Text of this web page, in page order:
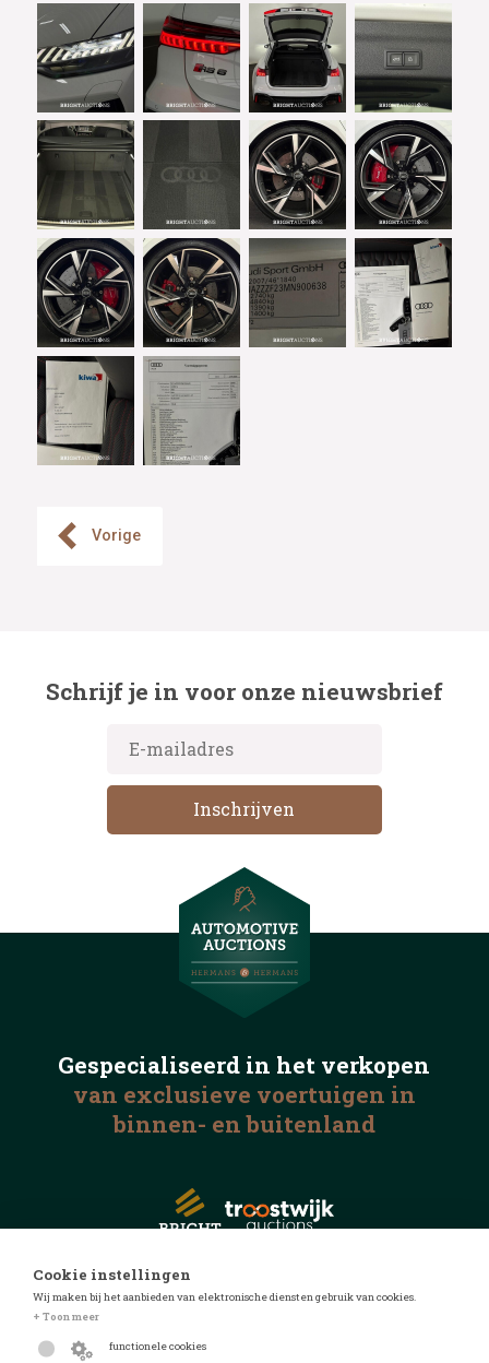
Vorige
Schrijf je in voor onze nieuwsbrief
Gespecialiseerd in het verkopen
van exclusieve voertuigen in
binnen- en buitenland
© 2026 Automotive Auctions
Privacyverklaring
Cookie instellingen
Wij maken bij het aanbieden van elektronische diensten gebruik van cookies.
+ Toon meer
functionele cookies